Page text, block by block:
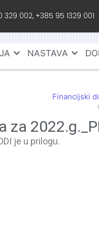
329 002, +385 95 1329 001
NASTAVA
Financijski
je u prilogu.